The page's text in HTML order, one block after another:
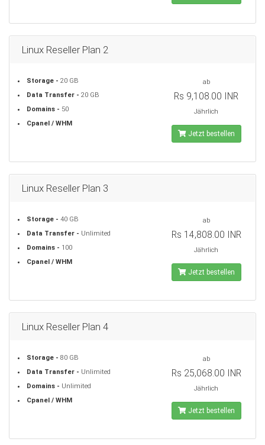
Linux Reseller Plan 2
Storage - 20 GB
Data Transfer - 20 GB
Domains - 50
Cpanel / WHM
ab
Rs 9,108.00 INR
Jährlich
Jetzt bestellen
Linux Reseller Plan 3
Storage - 40 GB
Data Transfer - Unlimited
Domains - 100
Cpanel / WHM
ab
Rs 14,808.00 INR
Jährlich
Jetzt bestellen
Linux Reseller Plan 4
Storage - 80 GB
Data Transfer - Unlimited
Domains - Unlimited
Cpanel / WHM
ab
Rs 25,068.00 INR
Jährlich
Jetzt bestellen